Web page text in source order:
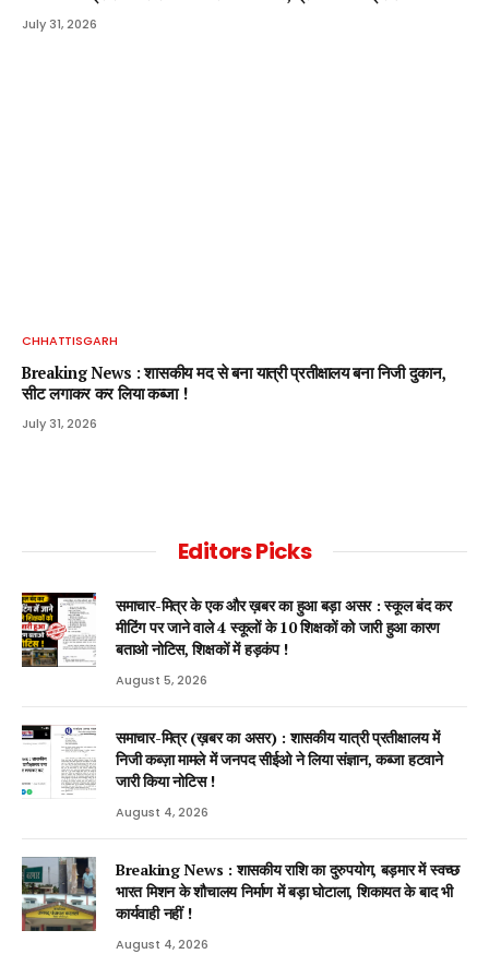
July 31, 2026
CHHATTISGARH
Breaking News : शासकीय मद से बना यात्री प्रतीक्षालय बना निजी दुकान,
सीट लगाकर कर लिया कब्जा !
July 31, 2026
Editors Picks
समाचार-मित्र के एक और ख़बर का हुआ बड़ा असर : स्कूल बंद कर
मीटिंग पर जाने वाले 4 स्कूलों के 10 शिक्षकों को जारी हुआ कारण
बताओ नोटिस, शिक्षकों में हड़कंप !
August 5, 2026
समाचार-मित्र (ख़बर का असर) : शासकीय यात्री प्रतीक्षालय में
निजी कब्ज़ा मामले में जनपद सीईओ ने लिया संज्ञान, कब्जा हटवाने
जारी किया नोटिस !
August 4, 2026
Breaking News : शासकीय राशि का दुरुपयोग, बड़मार में स्वच्छ
भारत मिशन के शौचालय निर्माण में बड़ा घोटाला, शिकायत के बाद भी
कार्यवाही नहीं !
August 4, 2026